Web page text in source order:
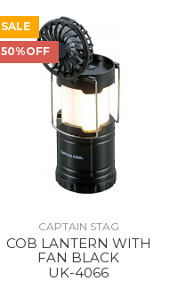
SALE
50%OFF
CAPTAIN STAG
COB LANTERN WITH
FAN BLACK
UK-4066